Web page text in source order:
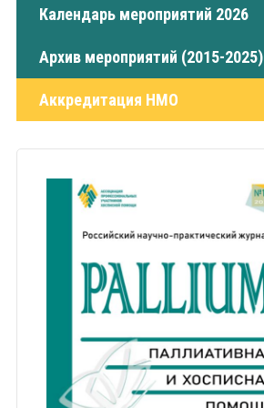
Календарь мероприятий 2026
Архив мероприятий (2015-2025)
Аккредитация НМО